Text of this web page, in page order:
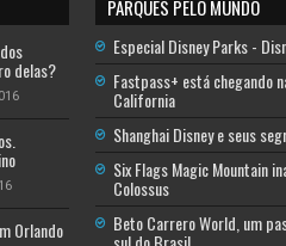
delas?
Orlando
PARQUES PELO MUNDO
Especial Disney Parks -
Fastpass+ está chegando
California
Shanghai Disney e seus
Six Flags Magic Mountain
Colossus
Beto Carrero World, um